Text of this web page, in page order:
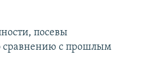
посевы
сравнению с прошлым